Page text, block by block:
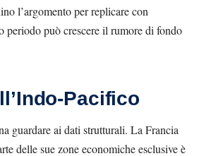
l’argomento per replicare con
periodo può crescere il rumore di fondo
Pacifico
guardare ai dati strutturali. La Francia
delle sue zone economiche esclusive è